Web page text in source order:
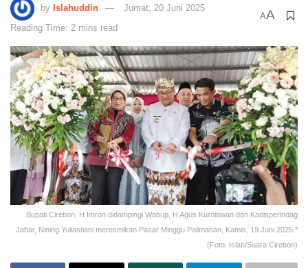
by Islahuddin
Jumat, 20 Juni 2025
Reading Time: 2 mins read
AA
Bupati Cirebon, H Imron didampingi Wabup, H Agus Kurniawan dan Kadisperindag
Jabar, Nining Yuliastiani meresmikan Pasar Minggu Palimanan, Kamis, 19 Juni 2025.*
(Foto: Islah/Suara Cirebon)